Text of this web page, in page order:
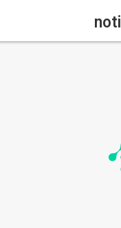
noti